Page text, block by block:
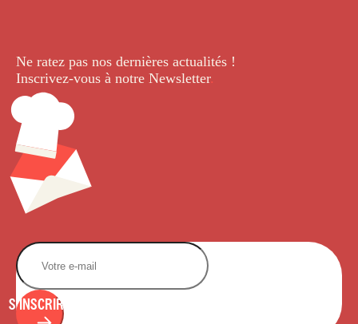
Ne ratez pas nos dernières actualités !
Inscrivez-vous à notre Newsletter.
S'INSCRIRE